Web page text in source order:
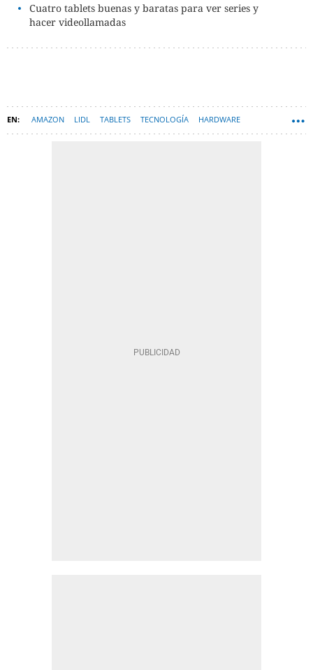
Cuatro tablets buenas y baratas para ver series y
hacer videollamadas
AMAZON LIDL TABLETS TECNOLOGÍA HARDWARE